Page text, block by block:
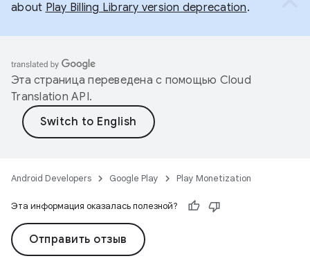
about Play Billing Library version deprecation.
Эта страница переведена с помощью Cloud
Translation API.
Android Developers Google Play Play Monetization
Эта информация оказалась полезной?
Отправить отзыв